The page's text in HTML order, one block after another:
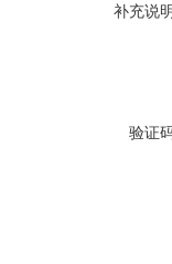
补充说
验证